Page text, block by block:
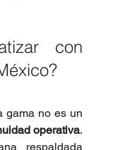
con
gama no es un
operativa.
respaldada